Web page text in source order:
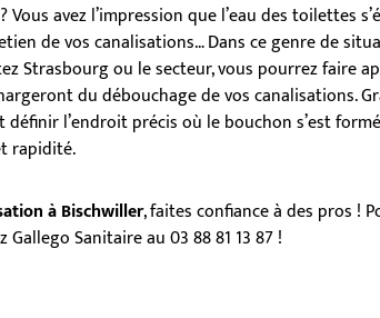
avez l’impression que l’eau des toilettes
de vos canalisations… Dans ce genre de
Strasbourg ou le secteur, vous pourrez faire
du débouchage de vos canalisations.
l’endroit précis où le bouchon s’est
rapidité.
à Bischwiller, faites confiance à des pros !
Gallego Sanitaireau 03 88 81 13 87 !